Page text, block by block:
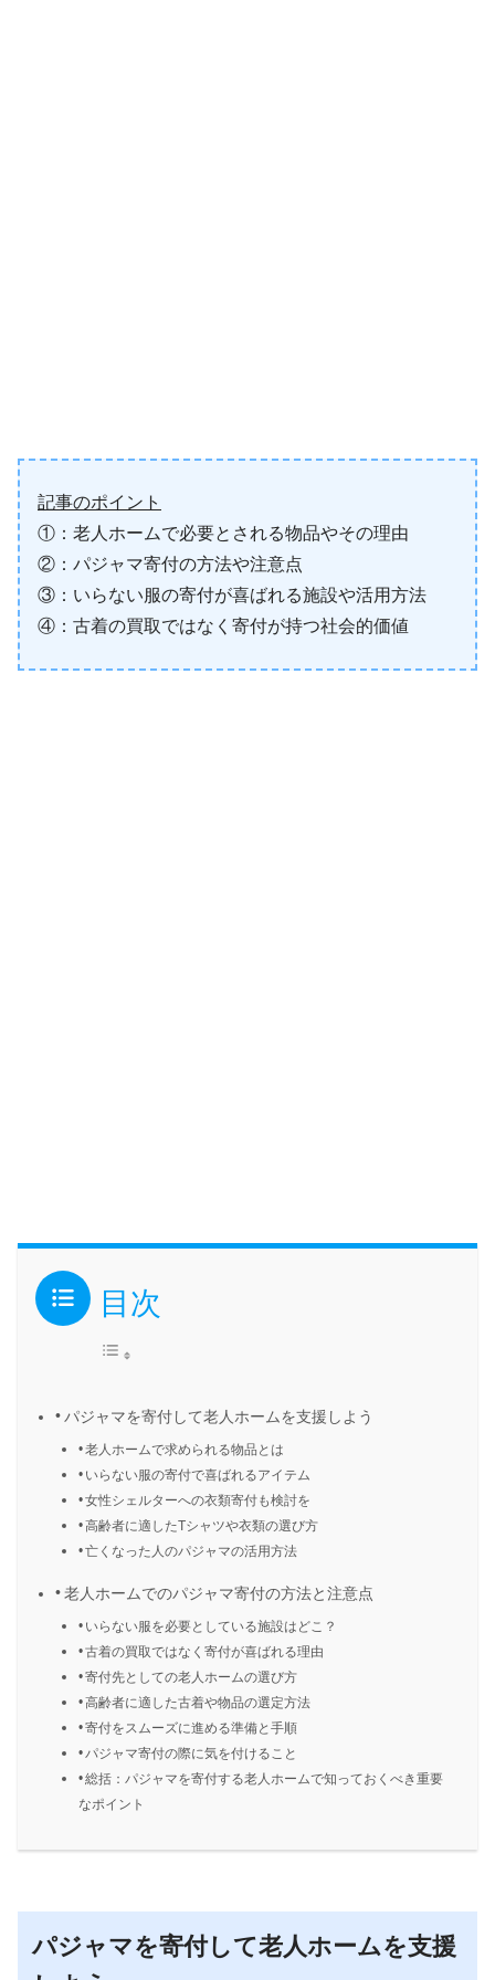
記事のポイント
①：老人ホームで必要とされる物品やその理由
②：パジャマ寄付の方法や注意点
③：いらない服の寄付が喜ばれる施設や活用方法
④：古着の買取ではなく寄付が持つ社会的価値
目次
パジャマを寄付して老人ホームを支援しよう
老人ホームで求められる物品とは
いらない服の寄付で喜ばれるアイテム
女性シェルターへの衣類寄付も検討を
高齢者に適したTシャツや衣類の選び方
亡くなった人のパジャマの活用方法
老人ホームでのパジャマ寄付の方法と注意点
いらない服を必要としている施設はどこ？
古着の買取ではなく寄付が喜ばれる理由
寄付先としての老人ホームの選び方
高齢者に適した古着や物品の選定方法
寄付をスムーズに進める準備と手順
パジャマ寄付の際に気を付けること
総括：パジャマを寄付する老人ホームで知っておくべき重要
なポイント
パジャマを寄付して老人ホームを支援